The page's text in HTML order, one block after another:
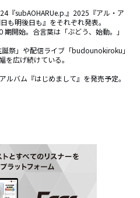
『subAOHARUe.p.』2025『アル・ア
も明後日も』をそれぞれ発表。
開始。合言葉は「ぶどう、始動。」
祭」や配信ライブ「budounokiroku」
を広げ続けている。
ルバム『はじめまして』を発売予定。